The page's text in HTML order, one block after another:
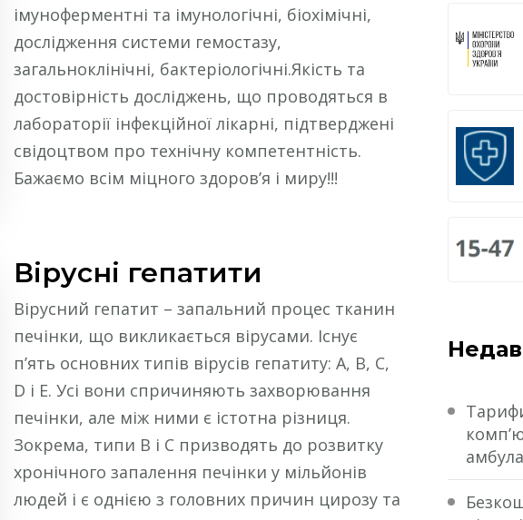
імуноферментні та імунологічні, біохімічні,
дослідження системи гемостазу,
загальноклінічні, бактеріологічні.Якість та
достовірність досліджень, що проводяться в
лабораторії інфекційної лікарні, підтверджені
свідоцтвом про технічну компетентність.
Бажаємо всім міцного здоров’я і миру!!!
Вірусні гепатити
Вірусний гепатит – запальний процес тканин
печінки, що викликається вірусами. Існує
п’ять основних типів вірусів гепатиту: А, В, С,
D і Е. Усі вони спричиняють захворювання
печінки, але між ними є істотна різниця.
Зокрема, типи В і С призводять до розвитку
хронічного запалення печінки у мільйонів
людей і є однією з головних причин цирозу та